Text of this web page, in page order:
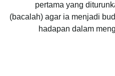
pertama yang
(bacalah) agar ia menjadi
hadapan dalam